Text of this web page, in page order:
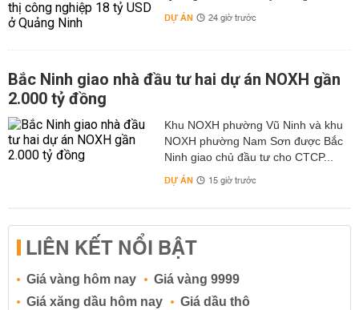
DỰ ÁN 24 giờ trước
Bắc Ninh giao nhà đầu tư hai dự án NOXH gần
2.000 tỷ đồng
Khu NOXH phường Vũ Ninh và khu
NOXH phường Nam Sơn được Bắc
Ninh giao chủ đầu tư cho CTCP...
DỰ ÁN 15 giờ trước
LIÊN KẾT NỔI BẬT
Giá vàng hôm nay
Giá vàng 9999
Giá xăng dầu hôm nay
Giá dầu thô